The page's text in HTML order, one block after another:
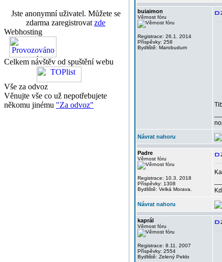
Jste anonymní uživatel. Můžete se
zdarma zaregistrovat zde
Webhosting
Celkem návštěv od spuštění webu
Vše za odvoz
Věnujte vše co už nepotřebujete
někomu jinému "Za odvoz"
buiaimon
Věrnost fóru
Registrace: 26.1. 2014
Příspěvky: 258
Bydliště: Marobudum
Návrat nahoru
Padre
Věrnost fóru
Registrace: 10.3. 2018
Příspěvky: 1308
Bydliště: Velká Morava.
Návrat nahoru
kaprál
Věrnost fóru
Registrace: 8.11. 2007
Příspěvky: 2554
Bydliště: Zelený Peklo